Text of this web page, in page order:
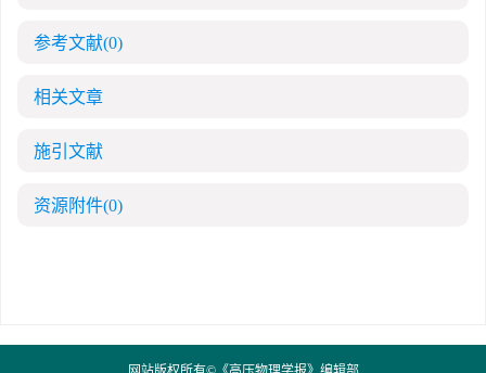
参考文献(0)
相关文章
施引文献
资源附件(0)